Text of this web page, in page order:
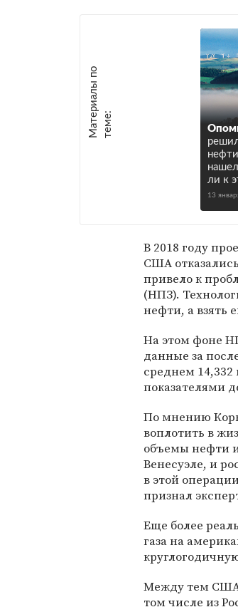
М
а
т е
р
и
а
л
ы
п
о
т
е
м
е :
ли к
13
В 2018 году
США
привело к
(НПЗ).
нефти, а взять
На этом фоне
данные за
среднем
показателями
По мнению
воплотить в
объемы нефти
Венесуэле, и
в этой
признал
Еще более
газа на
Между тем США
том числе из